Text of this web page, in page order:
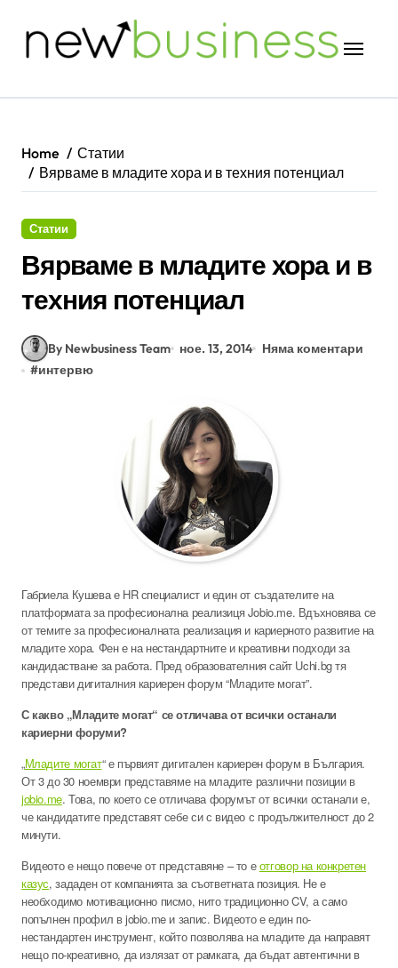
Home
Статии
Вярваме в младите хора и в техния потенциал
Статии
Вярваме в младите хора и в
техния потенциал
By Newbusiness Team ное. 13, 2014
Няма коментари
#интервю
Габриела Кушева е HR специалист и един от създателите на
платформата за професионална реализиця Jobio.me. Вдъхновява се
от темите за професионалната реализация и кариерното развитие на
младите хора. Фен е на нестандартните и креативни подходи за
кандидастване за работа. Пред образователния сайт Uchi.bg тя
представи дигиталния кариерен форум “Младите могат”.
С какво „Младите могат“ се отличава от всички останали
кариерни форуми?
„Младите могат“ е първият дигитален кариерен форум в България.
От 3 до 30 ноември представяме на младите различни позиции в
jobio.me. Това, по което се отличава форумът от всички останали е,
че кандидатите представят себе си с видео с продължителност до 2
минути.
Видеото е нещо повече от представяне – то еотговор на конкретен
казус, зададен от компанията за съответната позиция. Не е
необходимо мотивационно писмо, нито традиционно CV, а само
попълнен профил в jobio.me и запис. Видеото е един по-
нестандартен инструмент, който позволява на младите да направят
нещо по-креативно, да излязат от рамката, да бъдат автентични в